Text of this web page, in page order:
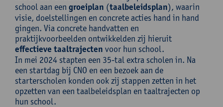
school aan een groeiplan (taalbeleidsplan), waarin
visie, doelstellingen en concrete acties hand in hand
gingen. Via concrete handvatten en
praktijkvoorbeelden ontwikkelden zij hieruit
effectieve taaltrajecten voor hun school.
In mei 2024 stapten een 35-tal extra scholen in. Na
een startdag bij CNO en een bezoek aan de
starterscholen konden ook zij stappen zetten in het
opzetten van een taalbeleidsplan en taaltrajecten op
hun school.